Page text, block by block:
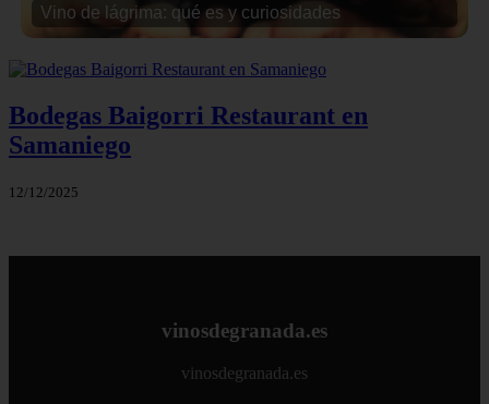
Vino de lágrima: qué es y curiosidades
Bodegas Baigorri Restaurant en
Samaniego
12/12/2025
vinosdegranada.es
vinosdegranada.es